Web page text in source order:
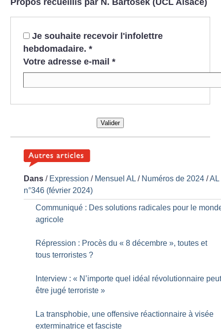
Je souhaite recevoir l'infolettre
hebdomadaire. *
Votre adresse e-mail *
Valider
Dans / Expression / Mensuel AL / Numéros de 2024 /AL
n°346 (février 2024)
Communiqué : Des solutions radicales pour le
agricole
Répression : Procès du « 8 décembre », toutes et
tous terroristes ?
Interview : « N’importe quel idéal révolutionnaire
être jugé terroriste »
La transphobie, une offensive réactionnaire à visée
exterminatrice et fasciste